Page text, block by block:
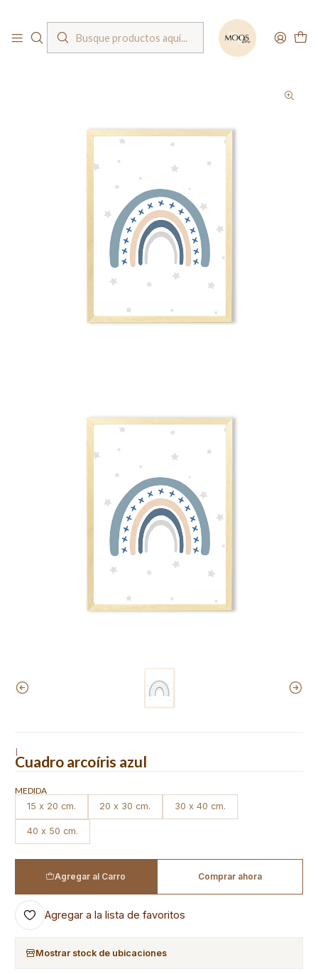
Inicio Cuadros Cuadros infantiles Cuadro arcoíris azul
|
Cuadro arcoíris azul
MEDIDA
15 x 20 cm.
20 x 30 cm. 30 x 40 cm.
40 x 50 cm.
Agregar al Carro Comprar ahora
Agregar a la lista de favoritos
Mostrar stock de ubicaciones